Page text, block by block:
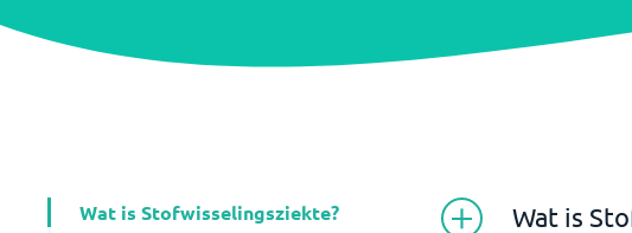
Wat is Stofwisselingsziekte? Wat is